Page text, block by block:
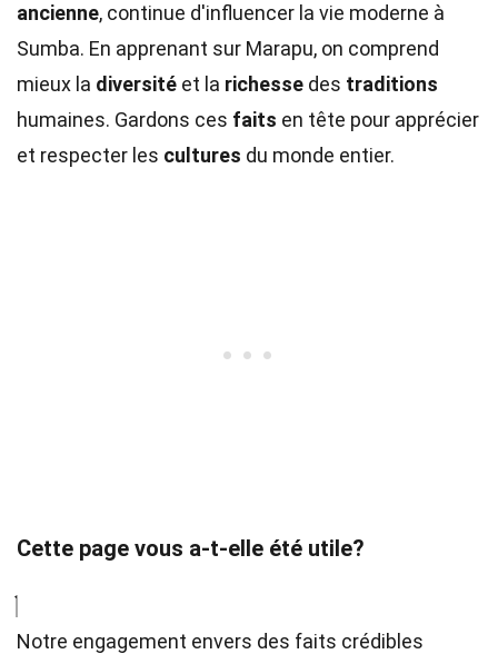
ancienne, continue d'influencer la vie moderne à
Sumba. En apprenant sur Marapu, on comprend
mieux la diversité et la richesse des traditions
humaines. Gardons ces faits en tête pour apprécier
et respecter les cultures du monde entier.
Cette page vous a-t-elle été utile?
Notre engagement envers des faits crédibles